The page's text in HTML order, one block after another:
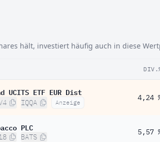
hält, investiert häufig auch in diese
ETF EUR Dist
IQQA Anzeige
4,24
PLC
BATS
5,57